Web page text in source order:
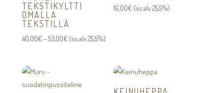
TEKSTIKYLTTI
OMALLA
TEKSTILLÄ
40,00€ –53,00€Hintaluokka:
(sis alv 25,5%)
16,00€ (sis alv 25,5%)